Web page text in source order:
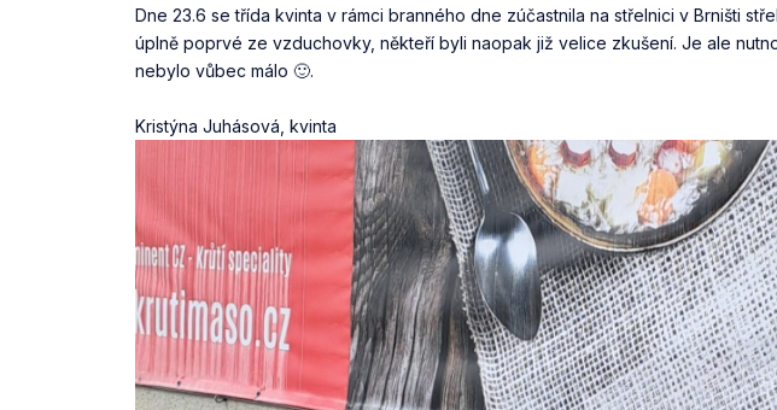
Dne 23.6 se třída kvinta v rámci branného dne zúčastnila na střelnici v Brništi
úplně poprvé ze vzduchovky, někteří byli naopak již velice zkušení. Je ale
nebylo vůbec málo 🙂.
Kristýna Juhásová, kvinta